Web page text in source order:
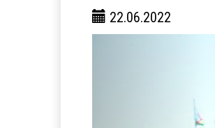
22.06.2022